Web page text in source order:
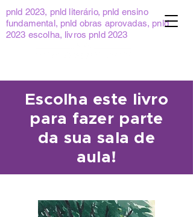
pnld 2023, pnld literário, pnld ensino
fundamental, pnld obras aprovadas, pnld
2023 escolha, livros pnld 2023
Escolha este livro
para fazer parte
da sua sala de
aula!